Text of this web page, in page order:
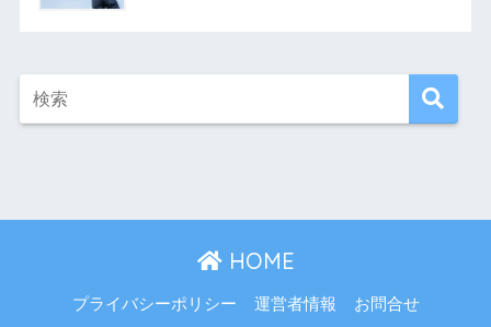
HOME
プライバシーポリシー 運営者情報 お問合せ